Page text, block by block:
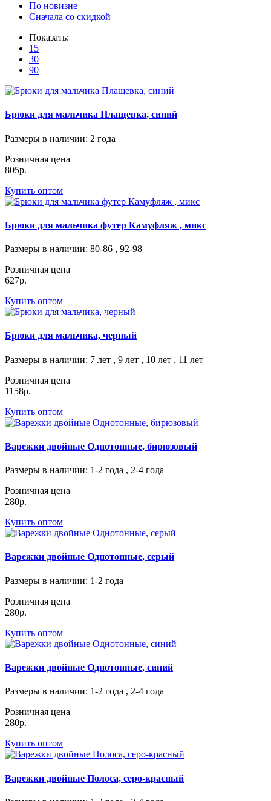
По новизне
Сначала со скидкой
Показать:
15
30
90
Брюки для мальчика Плащевка, синий
Размеры в наличии: 2 года
Розничная цена
805р.
Купить оптом
Брюки для мальчика футер Камуфляж , микс
Размеры в наличии: 80-86 , 92-98
Розничная цена
627р.
Купить оптом
Брюки для мальчика, черный
Размеры в наличии: 7 лет , 9 лет , 10 лет , 11 лет
Розничная цена
1158р.
Купить оптом
Варежки двойные Однотонные, бирюзовый
Размеры в наличии: 1-2 года , 2-4 года
Розничная цена
280р.
Купить оптом
Варежки двойные Однотонные, серый
Размеры в наличии: 1-2 года
Розничная цена
280р.
Купить оптом
Варежки двойные Однотонные, синий
Размеры в наличии: 1-2 года , 2-4 года
Розничная цена
280р.
Купить оптом
Варежки двойные Полоса, серо-красный